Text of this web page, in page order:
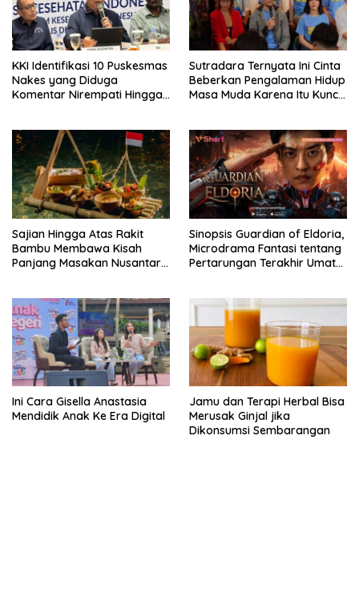
KKI Identifikasi 10 Puskesmas
Nakes yang Diduga
Komentar Nirempati Hingga
Sutradara Ternyata Ini Cinta
Beberkan Pengalaman Hidup
Masa Muda Karena Itu Kunci
Dua
Sajian Hingga Atas Rakit
Bambu Membawa Kisah
Panjang Masakan Nusantara
Sinopsis Guardian of Eldoria,
Microdrama Fantasi tentang
Pertarungan Terakhir Umat
Ini Cara Gisella Anastasia
Mendidik Anak Ke Era Digital
Jamu dan Terapi Herbal Bisa
Merusak Ginjal jika
Dikonsumsi Sembarangan